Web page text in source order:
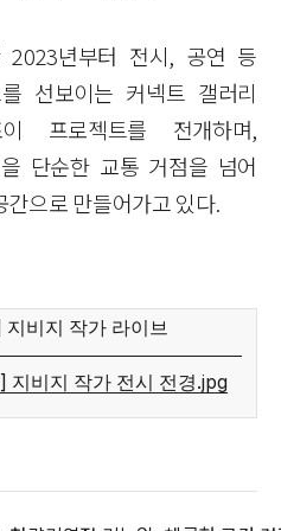
2023년부터 전시, 공연 등
선보이는 커넥트 갤러리
프로젝트를 전개하며,
단순한 교통 거점을 넘어
으로 만들어가고 있다.
비지 작가 라이브
지비지 작가 전시 전경.jpg